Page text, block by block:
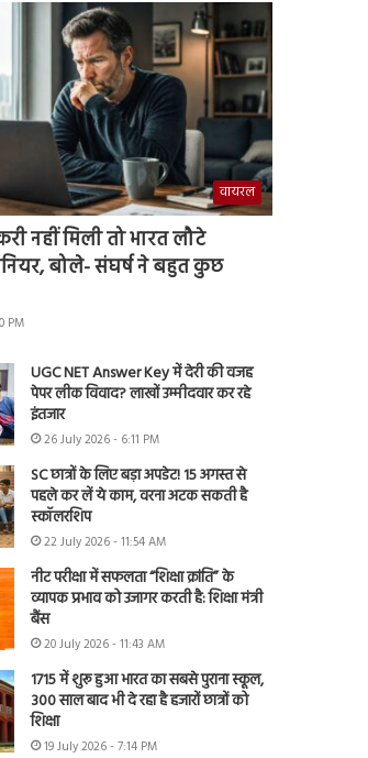
वायरल
नहीं मिली तो भारत लौटे
बोले- संघर्ष ने बहुत कुछ
PM
UGC NET Answer Key में देरी की वजह
पेपर लीक विवाद? लाखों उम्मीदवार कर रहे
इंतजार
26 July 2026 - 6:11 PM
SC छात्रों के लिए बड़ा अपडेट! 15 अगस्त से
पहले कर लें ये काम, वरना अटक सकती है
स्कॉलरशिप
22 July 2026 - 11:54 AM
नीट परीक्षा में सफलता “शिक्षा क्रांति” के
व्यापक प्रभाव को उजागर करती है: शिक्षा मंत्री
बैंस
20 July 2026 - 11:43 AM
1715 में शुरू हुआ भारत का सबसे पुराना स्कूल,
300 साल बाद भी दे रहा है हजारों छात्रों को
शिक्षा
19 July 2026 - 7:14 PM